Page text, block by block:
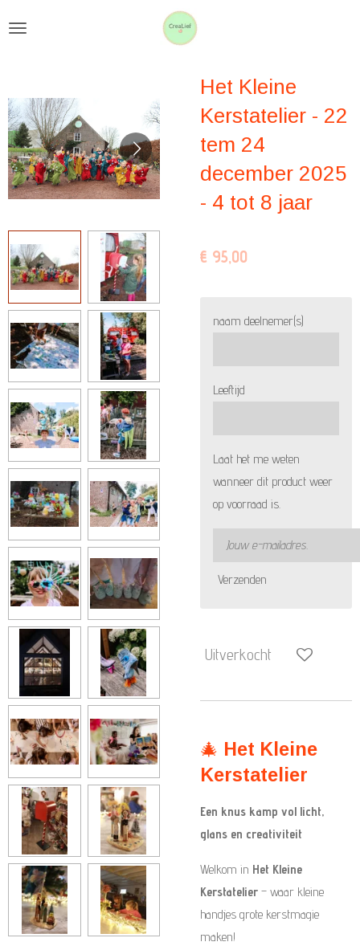
hoofdinhoud
Het Kleine
Kerstatelier - 22
tem 24
december 2025
- 4 tot 8 jaar
€ 95,00
naam deelnemer(s)
Leeftijd
Laat het me weten
wanneer dit product weer
op voorraad is.
Verzenden
Uitverkocht
🎄 Het Kleine
Kerstatelier
Een knus kamp vol licht,
glans en creativiteit
Welkom in Het Kleine
Kerstatelier – waar kleine
handjes grote kerstmagie
maken!